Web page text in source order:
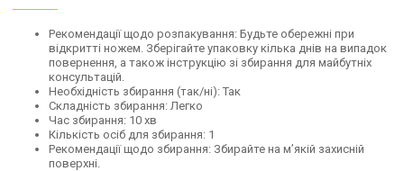
Рекомендації щодо розпакування: Будьте обережні при
відкритті ножем. Зберігайте упаковку кілька днів на випадок
повернення, а також інструкцію зі збирання для майбутніх
консультацій.
Необхідність збирання (так/ні): Так
Складність збирання: Легко
Час збирання: 10 хв
Кількість осіб для збирання: 1
Рекомендації щодо збирання: Збирайте на м’якій захисній
поверхні.